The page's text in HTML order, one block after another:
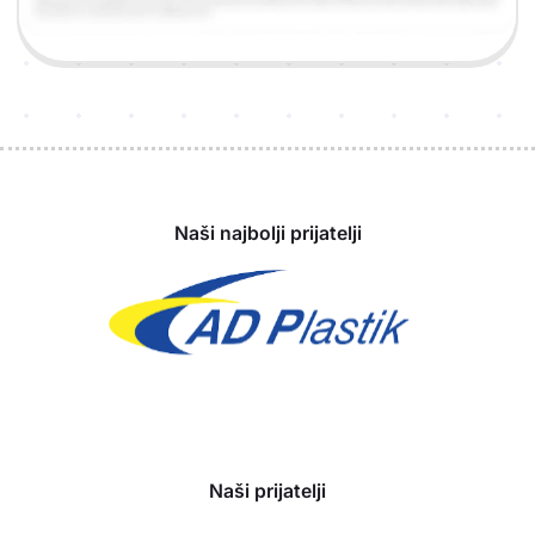
Naši najbolji prijatelji
Naši prijatelji